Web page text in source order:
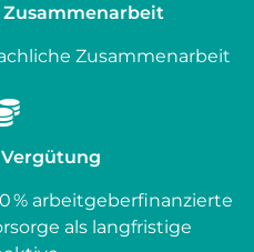
Zusammenarbeit
% arbeitgeberfinanzierte
als langfristige